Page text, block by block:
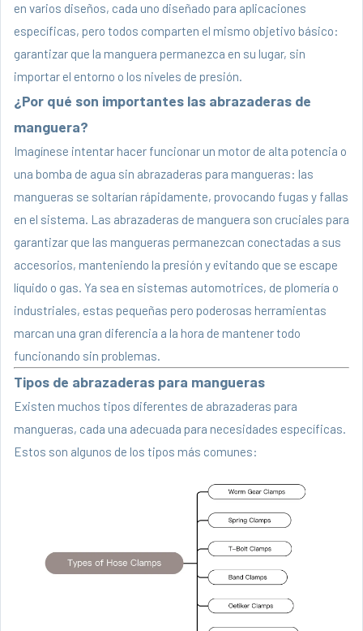
en varios diseños, cada uno diseñado para aplicaciones
específicas, pero todos comparten el mismo objetivo básico:
garantizar que la manguera permanezca en su lugar, sin
importar el entorno o los niveles de presión.
¿Por qué son importantes las abrazaderas de
manguera?
Imagínese intentar hacer funcionar un motor de alta potencia o
una bomba de agua sin abrazaderas para mangueras: las
mangueras se soltarían rápidamente, provocando fugas y fallas
en el sistema. Las abrazaderas de manguera son cruciales para
garantizar que las mangueras permanezcan conectadas a sus
accesorios, manteniendo la presión y evitando que se escape
líquido o gas. Ya sea en sistemas automotrices, de plomería o
industriales, estas pequeñas pero poderosas herramientas
marcan una gran diferencia a la hora de mantener todo
funcionando sin problemas.
Tipos de abrazaderas para mangueras
Existen muchos tipos diferentes de abrazaderas para
mangueras, cada una adecuada para necesidades específicas.
Estos son algunos de los tipos más comunes: